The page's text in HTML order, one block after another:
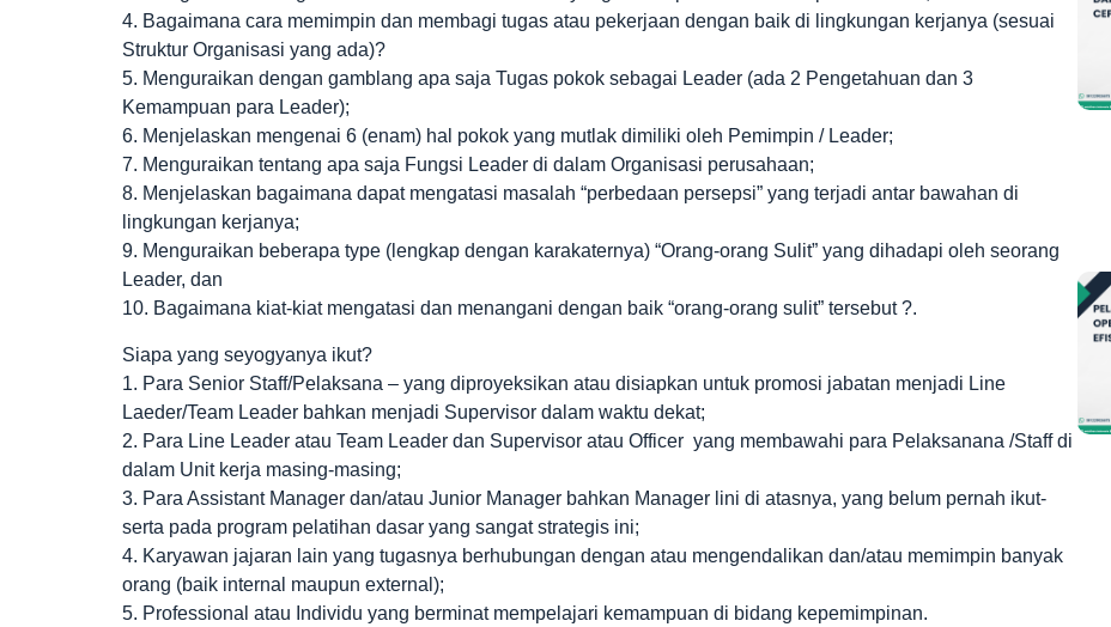
4. Bagaimana cara memimpin dan membagi tugas atau pekerjaan dengan baik di lingkungan kerjanya (sesuai
Struktur Organisasi yang ada)?
5. Menguraikan dengan gamblang apa saja Tugas pokok sebagai Leader (ada 2 Pengetahuan dan 3
Kemampuan para Leader);
6. Menjelaskan mengenai 6 (enam) hal pokok yang mutlak dimiliki oleh Pemimpin / Leader;
7. Menguraikan tentang apa saja Fungsi Leader di dalam Organisasi perusahaan;
8. Menjelaskan bagaimana dapat mengatasi masalah “perbedaan persepsi” yang terjadi antar bawahan di
lingkungan kerjanya;
9. Menguraikan beberapa type (lengkap dengan karakaternya) “Orang-orang Sulit” yang dihadapi oleh seorang
Leader, dan
10. Bagaimana kiat-kiat mengatasi dan menangani dengan baik “orang-orang sulit” tersebut ?.
Siapa yang seyogyanya ikut?
1. Para Senior Staff/Pelaksana – yang diproyeksikan atau disiapkan untuk promosi jabatan menjadi Line
Laeder/Team Leader bahkan menjadi Supervisor dalam waktu dekat;
2. Para Line Leader atau Team Leader dan Supervisor atau Officer yang membawahi para Pelaksanana /Staff di
dalam Unit kerja masing-masing;
3. Para Assistant Manager dan/atau Junior Manager bahkan Manager lini di atasnya, yang belum pernah ikut-
serta pada program pelatihan dasar yang sangat strategis ini;
4. Karyawan jajaran lain yang tugasnya berhubungan dengan atau mengendalikan dan/atau memimpin banyak
orang (baik internal maupun external);
5. Professional atau Individu yang berminat mempelajari kemampuan di bidang kepemimpinan.